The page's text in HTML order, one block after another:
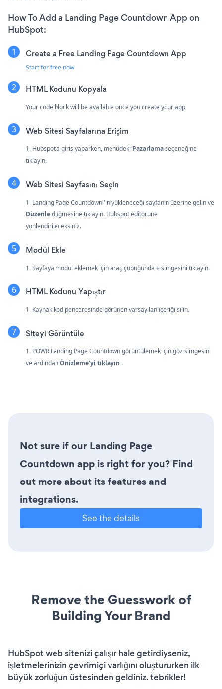
How To Add a Landing Page Countdown App on
HubSpot:
Create a Free Landing Page Countdown App
Start for free now
HTML Kodunu Kopyala
Your code block will be available once you create your app
Web Sitesi Sayfalarına Erişim
1. Hubspot’a giriş yaparken, menüdeki Pazarlamaseçeneğine
tıklayın.
Web Sitesi Sayfasını Seçin
1. Landing Page Countdown 'in yükleneceği sayfanın üzerine gelin ve
Düzenledüğmesine tıklayın. Hubspot editörüne
yönlendirileceksiniz.
Modül Ekle
1. Sayfaya modül eklemek için araç çubuğunda +simgesini tıklayın.
HTML Kodunu Yapıştır
1. Kaynak kod penceresinde görünen varsayılan içeriği silin.
Siteyi Görüntüle
1. POWR Landing Page Countdown görüntülemek için göz simgesini
ve ardındanÖnizleme'yi tıklayın .
Not sure if our Landing Page
Countdown app is right for you? Find
out more about its features and
integrations.
See the details
Remove the Guesswork of
Building Your Brand
HubSpot web sitenizi çalışır hale getirdiyseniz,
işletmelerinizin çevrimiçi varlığını oluştururken ilk
büyük zorluğun üstesinden geldiniz. tebrikler!